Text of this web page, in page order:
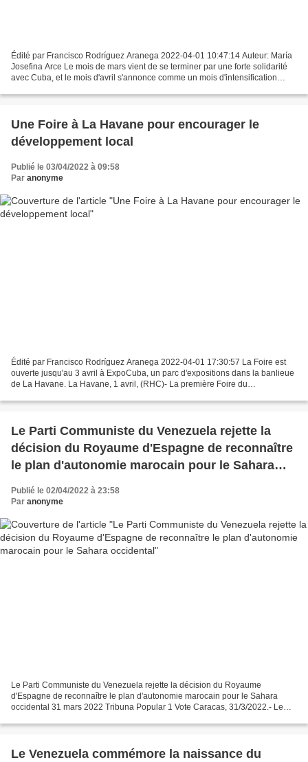
Édité par Francisco Rodríguez Aranega 2022-04-01 10:47:14 Auteur: María
Josefina Arce Le mois de mars vient de se terminer par une forte solidarité
avec Cuba, et le mois d'avril s'annonce comme un mois d'intensification
Une Foire à La Havane pour encourager le
développement local
Publié le 03/04/2022 à 09:58
Par anonyme
Édité par Francisco Rodríguez Aranega 2022-04-01 17:30:57 La Foire est
ouverte jusqu'au 3 avril à ExpoCuba, un parc d'expositions dans la banlieue
de La Havane. La Havane, 1 avril, (RHC)- La première Foire du
Le Parti Communiste du Venezuela rejette la
décision du Royaume d'Espagne de reconnaître
le plan d'autonomie marocain pour le Sahara
Publié le 02/04/2022 à 23:58
Par anonyme
Le Parti Communiste du Venezuela rejette la décision du Royaume
d'Espagne de reconnaître le plan d'autonomie marocain pour le Sahara
occidental 31 mars 2022 Tribuna Popular 1 Vote Caracas, 31/3/2022.- Le
Le Venezuela commémore la naissance du